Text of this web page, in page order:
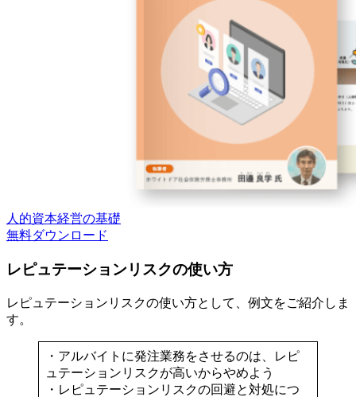
人的資本経営の基礎
無料ダウンロード
レピュテーションリスクの使い方
レピュテーションリスクの使い方として、例文をご紹介しま
す。
・アルバイトに発注業務をさせるのは、レピ
ュテーションリスクが高いからやめよう
・レピュテーションリスクの回避と対処につ